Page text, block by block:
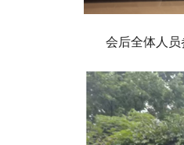
会后全体人